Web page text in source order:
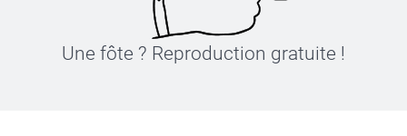
Une fôte ? Reproduction gratuite !